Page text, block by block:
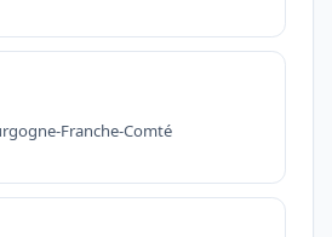
Franche-Comté